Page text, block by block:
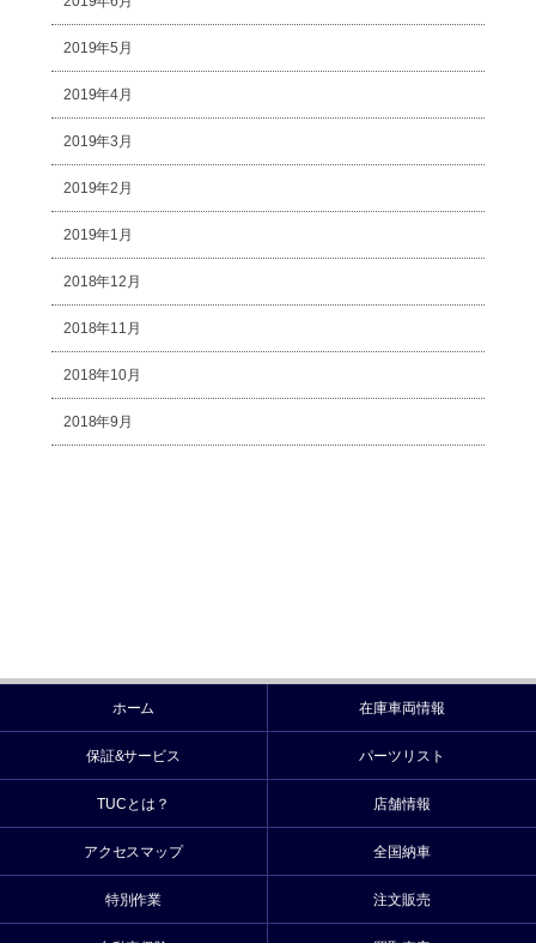
2019年5月
2019年4月
2019年3月
2019年2月
2019年1月
2018年12月
2018年11月
2018年10月
2018年9月
ホーム 在庫車両情報
保証&サービス パーツリスト
TUCとは？ 店舗情報
アクセスマップ 全国納車
特別作業 注文販売